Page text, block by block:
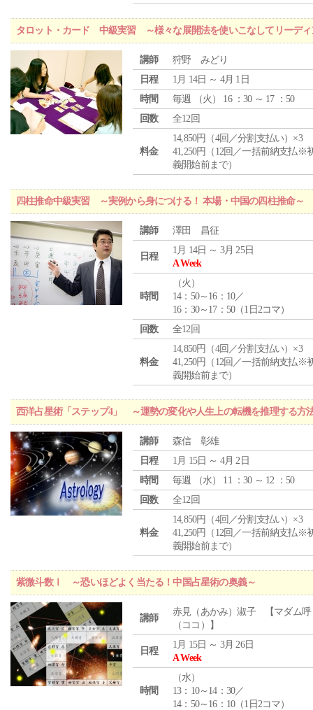
タロット・カード 中級実習 ～様々な展開法を使いこなしてリーディ
講師
狩野 みどり
日程
1月 14日 ～ 4月 1日
時間
毎週 （火 ） 16 ：30 ～ 17 ：50
回数
全12回
料金
14,850円（4回／分割支払い）×3
41,250円（12回／一括前納支払※
義開始前まで）
四柱推命中級実習 ～実例から身につける！ 本場・中国の四柱推命～
講師 澤田 昌征
日程
1月 14日 ～ 3月 25日
A Week
時間
（火 ）
14：50～16：10／
16：30～17：50（1日2コマ）
回数
全12回
料金
14,850円（4回／分割支払い）×3
41,250円（12回／一括前納支払※
義開始前まで）
西洋占星術「ステップ4」 ～運勢の変化や人生上の転機を推理する方
講師
森信 彰雄
日程
1月 15日 ～ 4月 2日
時間
毎週 （水） 11 ：30 ～ 12 ：50
回数
全12回
料金
14,850円（4回／分割支払い）×3
41,250円（12回／一括前納支払※
義開始前まで）
紫微斗数Ⅰ ～恐いほどよく当たる！中国占星術の奥義～
講師
赤見（あかみ）淑子 【マダム呼
（ココ）】
日程
1月 15日 ～ 3月 26日
A Week
時間
（水）
13：10～14：30／
14：50～16：10（1日2コマ）